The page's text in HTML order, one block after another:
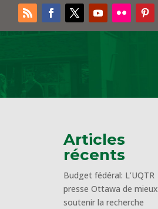
Articles
récents
Budget fédéral: L’UQTR
presse Ottawa de mieux
soutenir la recherche